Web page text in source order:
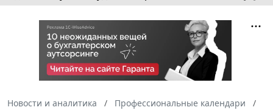
Новости и аналитика
Профессиональные календари